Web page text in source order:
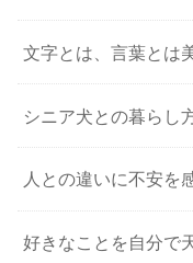
文字とは、言葉とは
シニア犬との暮らし
人との違いに不安を
好きなことを自分で